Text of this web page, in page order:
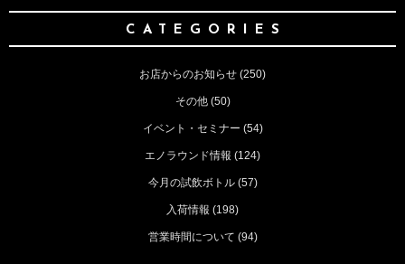
CATEGORIES
お店からのお知らせ (250)
その他(50)
イベント・セミナー (54)
エノラウンド情報 (124)
今月の試飲ボトル(57)
入荷情報 (198)
営業時間について (94)